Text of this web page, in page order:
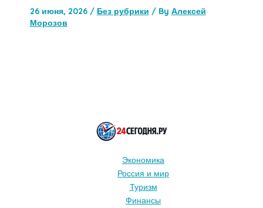
26 июня, 2026 / Без рубрики / By Алексей
Морозов
Экономика
Россия и мир
Туризм
Финансы